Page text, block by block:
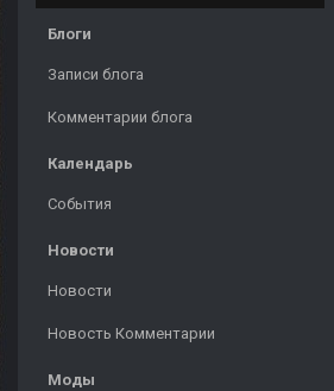
Блоги
Записи блога
Комментарии блога
Календарь
События
Новости
Новости
Новость Комментарии
Моды